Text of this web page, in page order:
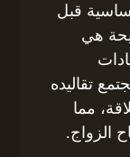
قبل
هي
تقاليده
مما
الزواج.